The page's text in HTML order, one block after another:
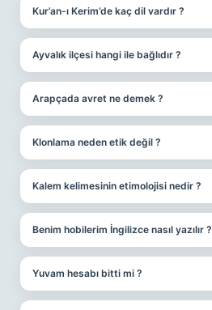
Kur’an-ı Kerim’de kaç dil vardır ?
Ayvalık ilçesi hangi ile bağlıdır ?
Arapçada avret ne demek ?
Klonlama neden etik değil ?
Kalem kelimesinin etimolojisi nedir ?
Benim hobilerim İngilizce nasıl yazılır ?
Yuvam hesabı bitti mi ?